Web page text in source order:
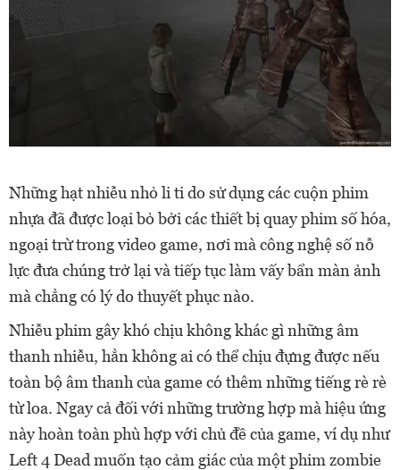
Những hạt nhiễu nhỏ li ti do sử dụng các cuộn phim
nhựa đã được loại bỏ bởi các thiết bị quay phim số hóa,
ngoại trừ trong video game, nơi mà công nghệ số nỗ
lực đưa chúng trở lại và tiếp tục làm vấy bẩn màn ảnh
mà chẳng có lý do thuyết phục nào.
Nhiễu phim gây khó chịu không khác gì những âm
thanh nhiễu, hẳn không ai có thể chịu đựng được nếu
toàn bộ âm thanh của game có thêm những tiếng rè rè
từ loa. Ngay cả đối với những trường hợp mà hiệu ứng
này hoàn toàn phù hợp với chủ đề của game, ví dụ như
Left 4 Dead muốn tạo cảm giác của một phim zombie